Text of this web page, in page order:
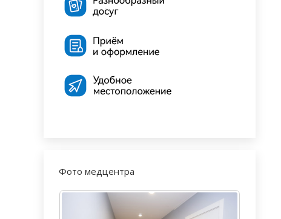
Фото медцентра